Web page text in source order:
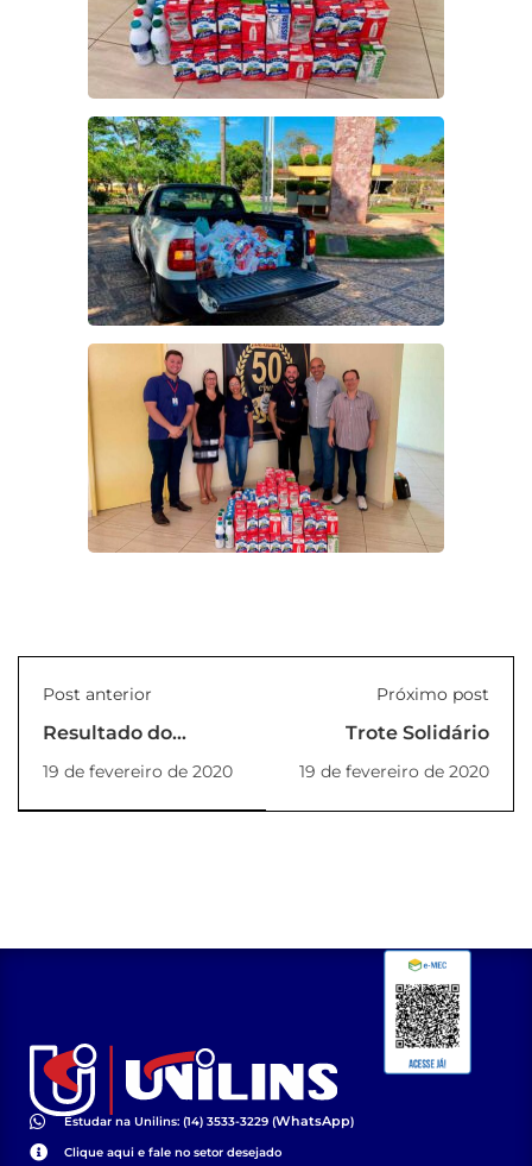
Post anterior
Resultado do
concurso de bolsas
19 de fevereiro de 2020
Próximo post
Trote Solidário
19 de fevereiro de 2020
Estudar na Unilins: (14) 3533-3229 (WhatsApp)
Clique aqui e fale no setor desejado